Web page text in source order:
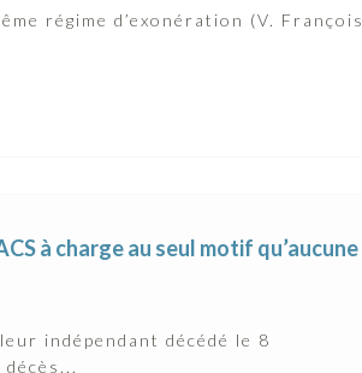
régime d’exonération (V. François
à charge au seul motif qu’aucune
indépendant décédé le 8